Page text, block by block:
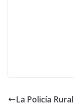
La Policía